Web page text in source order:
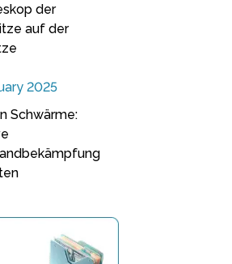
der
auf der
2025
Schwärme: